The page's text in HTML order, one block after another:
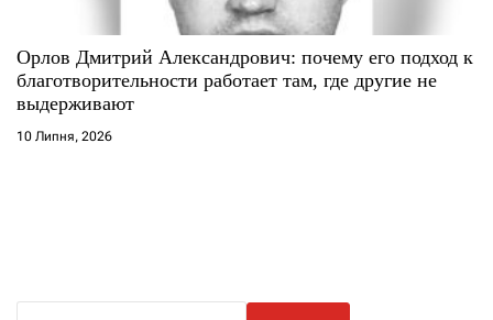
Орлов Дмитрий Александрович: почему его подход к
благотворительности работает там, где другие не
выдерживают
10 Липня, 2026